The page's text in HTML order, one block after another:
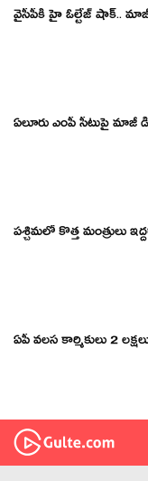
వైసీపీకి హై ఓల్టేజ్ షాక్‌..
ఏలూరు ఎంపీ సీటుపై మాజీ
ప‌శ్చిమ‌లో కొత్త మంత్రులు
ఏపీ వలస కార్మికులు 2